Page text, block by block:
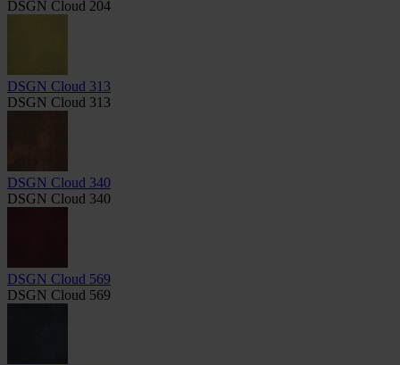
DSGN Cloud 204
DSGN Cloud 313
DSGN Cloud 313
DSGN Cloud 340
DSGN Cloud 340
DSGN Cloud 569
DSGN Cloud 569